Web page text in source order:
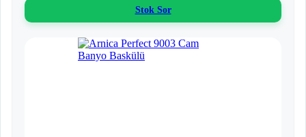
Stok Sor